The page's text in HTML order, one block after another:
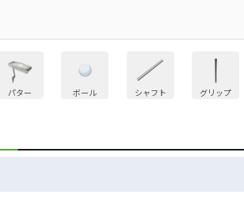
パター ボール シャフト グリップ